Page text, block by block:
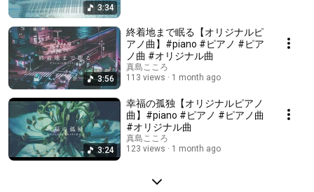
3:34
3:56
終着地まで眠る【オリジナルピ
アノ曲】#piano #ピアノ #ピア
ノ曲 #オリジナル曲
真島こころ
113 views
1 month ago
3:24
幸福の孤独【オリジナルピアノ
曲】#piano #ピアノ #ピアノ曲
#オリジナル曲
真島こころ
123 views
1 month ago